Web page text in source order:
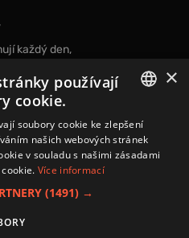
každý den,
svůj souhlas spodmínkami
CZECH
×
používají
cookie.
soubory cookie ke zlepšení
našich webových stránek
v souladu s našimi zásadami
Více informací
(1491) →